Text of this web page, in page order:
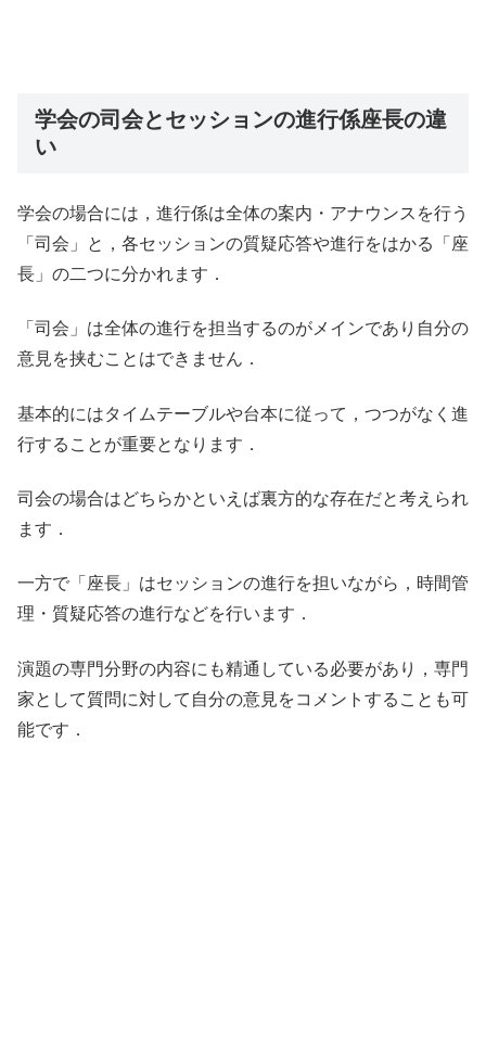
学会の司会とセッションの進行係座長の違
い
学会の場合には，進行係は全体の案内・アナウンスを行う
「司会」と，各セッションの質疑応答や進行をはかる「座
長」の二つに分かれます．
「司会」は全体の進行を担当するのがメインであり自分の
意見を挟むことはできません．
基本的にはタイムテーブルや台本に従って，つつがなく進
行することが重要となります．
司会の場合はどちらかといえば裏方的な存在だと考えられ
ます．
一方で「座長」はセッションの進行を担いながら，時間管
理・質疑応答の進行などを行います．
演題の専門分野の内容にも精通している必要があり，専門
家として質問に対して自分の意見をコメントすることも可
能です．